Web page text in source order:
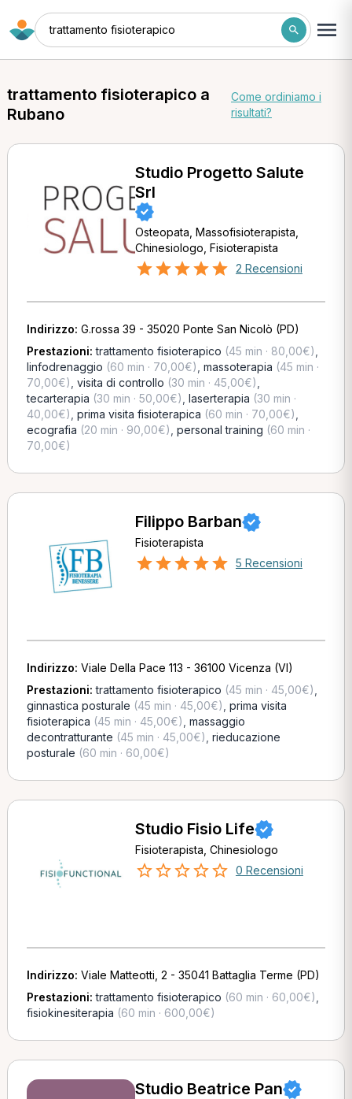
trattamento fisioterapico
trattamento fisioterapico a
Rubano
Come ordiniamo i
risultati?
Studio Progetto Salute
Srl
Osteopata, Massofisioterapista,
Chinesiologo, Fisioterapista
2 Recensioni
Indirizzo: G.rossa 39 - 35020 Ponte San Nicolò (PD)
Prestazioni:trattamento fisioterapico (45 min · 80,00€)
linfodrenaggio (60 min · 70,00€) massoterapia (45 min ·
70,00€) visita di controllo (30 min · 45,00€)
tecarterapia (30 min · 50,00€) laserterapia (30 min ·
40,00€) prima visita fisioterapica (60 min · 70,00€)
ecografia (20 min · 90,00€) personal training (60 min ·
70,00€)
Filippo Barban
Fisioterapista
5 Recensioni
Indirizzo: Viale Della Pace 113 - 36100 Vicenza (VI)
Prestazioni:trattamento fisioterapico (45 min · 45,00€)
ginnastica posturale (45 min · 45,00€) prima visita
fisioterapica (45 min · 45,00€) massaggio
decontratturante (45 min · 45,00€) rieducazione
posturale (60 min · 60,00€)
Studio Fisio Life
Fisioterapista, Chinesiologo
0 Recensioni
Indirizzo: Viale Matteotti, 2 - 35041 Battaglia Terme (PD)
Prestazioni:trattamento fisioterapico (60 min · 60,00€)
fisiokinesiterapia (60 min · 600,00€)
Studio Beatrice Pan